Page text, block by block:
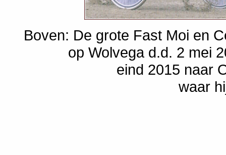
Boven: De grote Fast Moi en
op Wolvega d.d. 2 mei
eind 2015 naar
waar